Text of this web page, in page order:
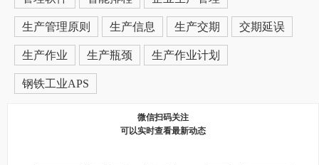
生产管理原则 生产信息 生产交期 交期延误
生产作业 生产瓶颈 生产作业计划
钢铁工业APS
微信扫码关注
可以实时查看最新动态